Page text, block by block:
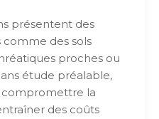
présentent des
des sols
proches ou
étude préalable,
la
des coûts